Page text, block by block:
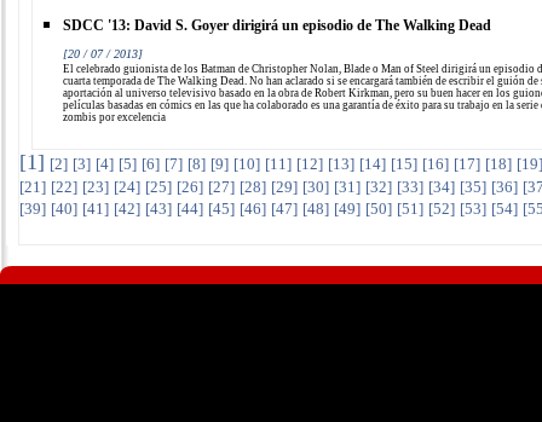
SDCC '13: David S. Goyer dirigirá un episodio de The Walking Dead
[20 / 07 / 2013]
El celebrado guionista de los Batman de Christopher Nolan, Blade o Man of Steel dirigirá un episodio
cuarta temporada de The Walking Dead. No han aclarado si se encargará también de escribir el guión de
aportación al universo televisivo basado en la obra de Robert Kirkman, pero su buen hacer en los
películas basadas en cómics en las que ha colaborado es una garantía de éxito para su trabajo en la serie
zombis por excelencia
[1] [2] [3] [4] [5] [6] [7] [8] [9] [10] [11] [12] [13] [14] [15] [16] [17] [18] [19]
[21] [22] [23] [24] [25] [26] [27] [28] [29] [30] [31] [32] [33] [34] [35] [36] [
[39] [40] [41] [42] [43] [44] [45] [46] [47] [48] [49] [50] [51] [52] [53] [54] [